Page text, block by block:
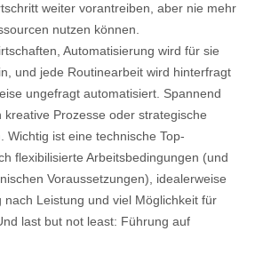
weiter vorantreiben, aber nie mehr
nutzen können.
Automatisierung wird für sie
und jede Routinearbeit wird hinterfragt
ungefragt automatisiert. Spannend
kreative Prozesse oder strategische
Wichtig ist eine technische Top-
flexibilisierte Arbeitsbedingungen (und
Voraussetzungen), idealerweise
nach Leistung und viel Möglichkeit für
last but not least: Führung auf